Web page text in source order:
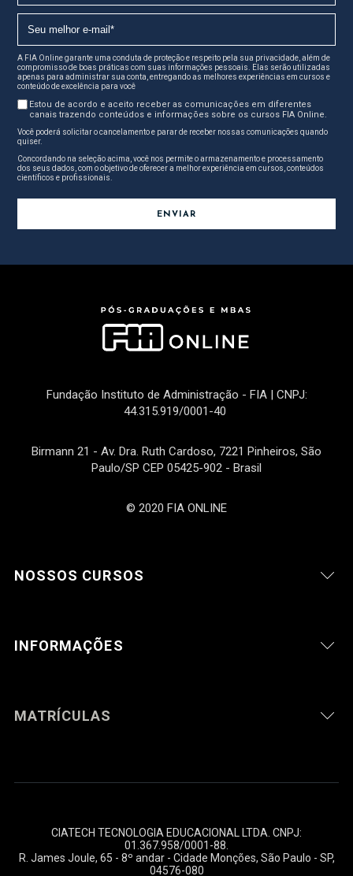
A FIA Online garante uma conduta de proteção e respeito pela sua privacidade, além de
compromisso de boas práticas com suas informações pessoais. Elas serão utilizadas
apenas para administrar sua conta, entregando as melhores experiências em cursos e
conteúdo de excelência para você
Estou de acordo e aceito receber as comunicações em diferentes
canais trazendo conteúdos e informações sobre os cursos FIA Online.
Você poderá solicitar o cancelamento e parar de receber nossas comunicações quando
quiser.
Concordando na seleção acima, você nos permite o armazenamento e processamento
dos seus dados, com o objetivo de oferecer a melhor experiência em cursos, conteúdos
científicos e profissionais.
Fundação Instituto de Administração - FIA | CNPJ:
44.315.919/0001-40
Birmann 21 - Av. Dra. Ruth Cardoso, 7221 Pinheiros, São
Paulo/SP CEP 05425-902 - Brasil
© 2020 FIA ONLINE
NOSSOS CURSOS
INFORMAÇÕES
MATRÍCULAS
CIATECH TECNOLOGIA EDUCACIONAL LTDA. CNPJ:
01.367.958/0001-88.
R. James Joule, 65 - 8º andar - Cidade Monções, São Paulo - SP,
04576-080